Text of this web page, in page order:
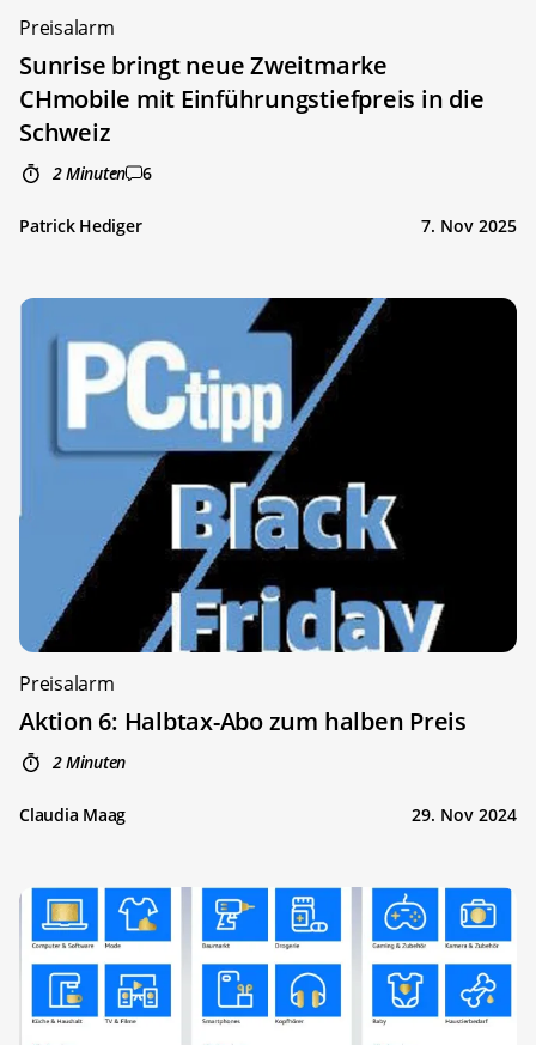
Preisalarm
Sunrise bringt neue Zweitmarke
CHmobile mit Einführungstiefpreis in die
Schweiz
2 Minuten 6
Patrick Hediger 7. Nov 2025
Preisalarm
Aktion 6: Halbtax-Abo zum halben Preis
2 Minuten
Claudia Maag 29. Nov 2024